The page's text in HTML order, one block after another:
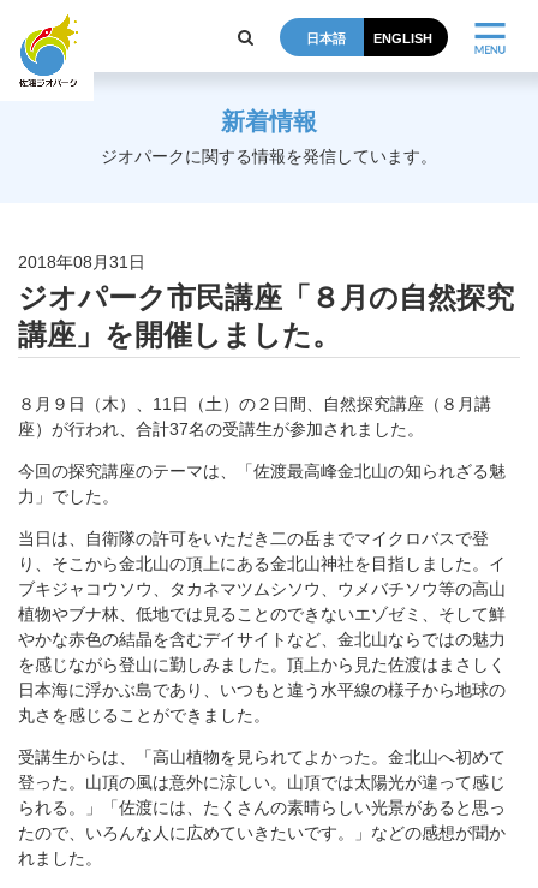
日本語 ENGLISH
新着情報
ジオパークに関する情報を発信しています。
2018年08月31日
ジオパーク市民講座「８月の自然探究
講座」を開催しました。
８月９日（木）、11日（土）の２日間、自然探究講座（８月講
座）が行われ、合計37名の受講生が参加されました。
今回の探究講座のテーマは、「佐渡最高峰金北山の知られざる魅
力」でした。
当日は、自衛隊の許可をいただき二の岳までマイクロバスで登
り、そこから金北山の頂上にある金北山神社を目指しました。イ
ブキジャコウソウ、タカネマツムシソウ、ウメバチソウ等の高山
植物やブナ林、低地では見ることのできないエゾゼミ、そして鮮
やかな赤色の結晶を含むデイサイトなど、金北山ならではの魅力
を感じながら登山に勤しみました。頂上から見た佐渡はまさしく
日本海に浮かぶ島であり、いつもと違う水平線の様子から地球の
丸さを感じることができました。
受講生からは、「高山植物を見られてよかった。金北山へ初めて
登った。山頂の風は意外に涼しい。山頂では太陽光が違って感じ
られる。」「佐渡には、たくさんの素晴らしい光景があると思っ
たので、いろんな人に広めていきたいです。」などの感想が聞か
れました。